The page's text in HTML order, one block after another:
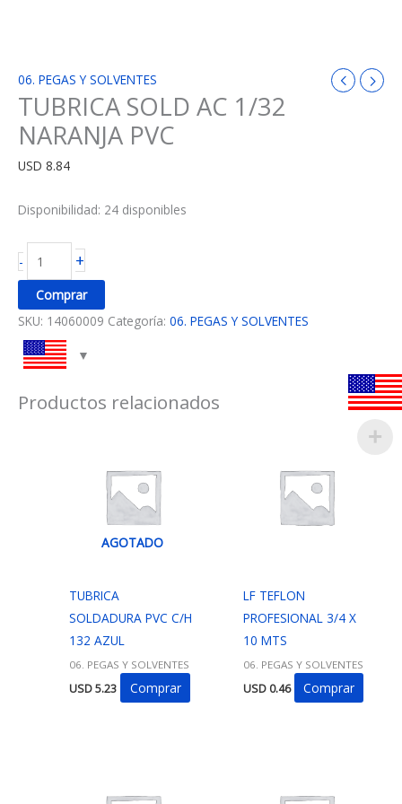
06. PEGAS Y SOLVENTES
TUBRICA SOLD AC 1/32
NARANJA PVC
USD 8.84
Disponibilidad: 24 disponibles
- +
Comprar
SKU: 14060009 Categoría: 06. PEGAS Y SOLVENTES
Productos relacionados
AGOTADO
TUBRICA
SOLDADURA PVC C/H
132 AZUL
06. PEGAS Y SOLVENTES
USD5.23 Comprar
LF TEFLON
PROFESIONAL 3/4 X
10 MTS
06. PEGAS Y SOLVENTES
USD0.46 Comprar